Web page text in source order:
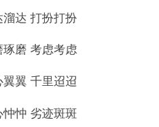
达 打扮打扮
磨 考虑考虑
翼 千里迢迢
忡 劣迹斑斑